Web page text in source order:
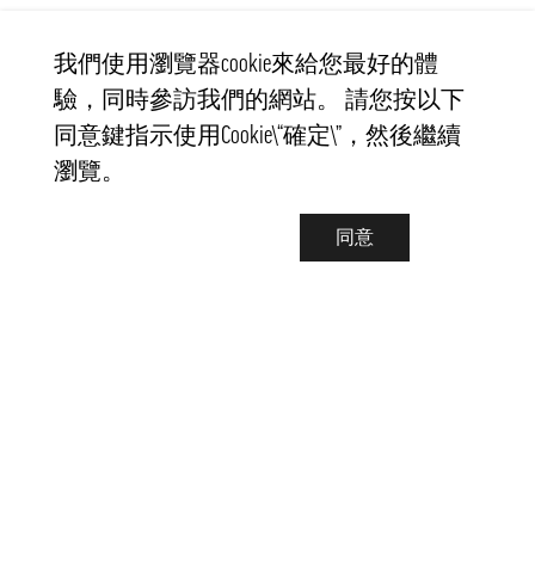
我們使用瀏覽器cookie來給您最好的體
驗，同時參訪我們的網站。 請您按以下
同意鍵指示使用Cookie\“確定\”，然後繼續
瀏覽。
同意